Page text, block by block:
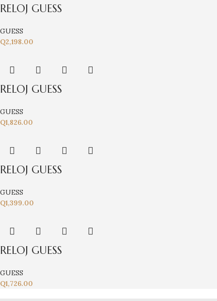
RELOJ GUESS
GUESS
Q2,198.00
RELOJ GUESS
GUESS
Q1,826.00
RELOJ GUESS
GUESS
Q1,399.00
RELOJ GUESS
GUESS
Q1,726.00